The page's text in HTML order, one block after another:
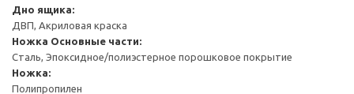
Дно ящика:
ДВП, Акриловая краска
Ножка Основные части:
Сталь, Эпоксидное/полиэстерное порошковое покрытие
Ножка:
Полипропилен